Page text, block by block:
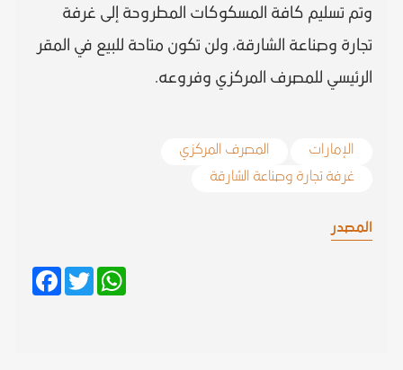
وتم تسليم كافة المسكوكات المطروحة إلى غرفة
تجارة وصناعة الشارقة، ولن تكون متاحة للبيع في المقر
الرئيسي للمصرف المركزي وفروعه.
الإمارات
المصرف المركزي
غرفة تجارة وصناعة الشارقة
المصدر
Facebook
Twitter